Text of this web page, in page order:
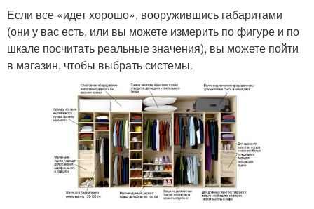
Если все «идет хорошо», вооружившись габаритами
(они у вас есть, или вы можете измерить по фигуре и по
шкале посчитать реальные значения), вы можете пойти
в магазин, чтобы выбрать системы.